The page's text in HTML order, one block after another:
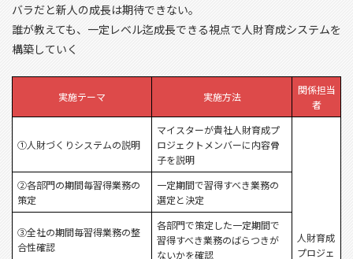
バラだと新人の成長は期待できない。
誰が教えても、一定レベル迄成長できる視点で人財育成システムを
構築していく
実施テーマ 実施方法
関係担当
者
①人財づくりシステムの説明
マイスターが貴社人財育成プ
ロジェクトメンバーに内容骨
子を説明
人財育成
プロジェ
②各部門の期間毎習得業務の
策定
一定期間で習得すべき業務の
選定と決定
③全社の期間毎習得業務の整
合性確認
各部門で策定した一定期間で
習得すべき業務のばらつきが
ないかを確認